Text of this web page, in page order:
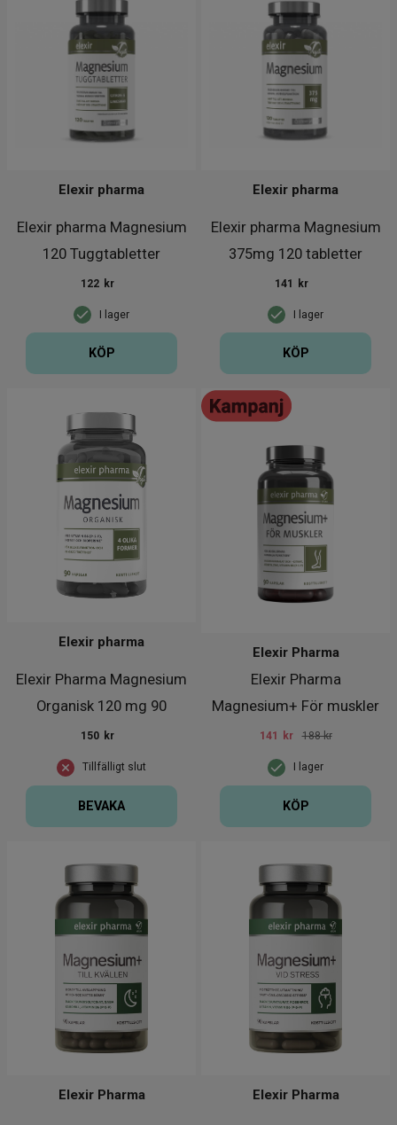
Elexir pharma Magnesium
120 Tuggtabletter
Elexir pharma
I lager
122 kr
KÖP
Elexir pharma Magnesium
375mg 120 tabletter
Elexir pharma
I lager
141 kr
KÖP
Elexir Pharma Magnesium
Organisk 120 mg 90
kapslar
Elexir pharma
Tillfälligt slut
150 kr
BEVAKA
Elexir Pharma
Magnesium+ För muskler
90 kapslar
Elexir Pharma
I lager
141 kr 188 kr
KÖP
Elexir Pharma Elexir Pharma